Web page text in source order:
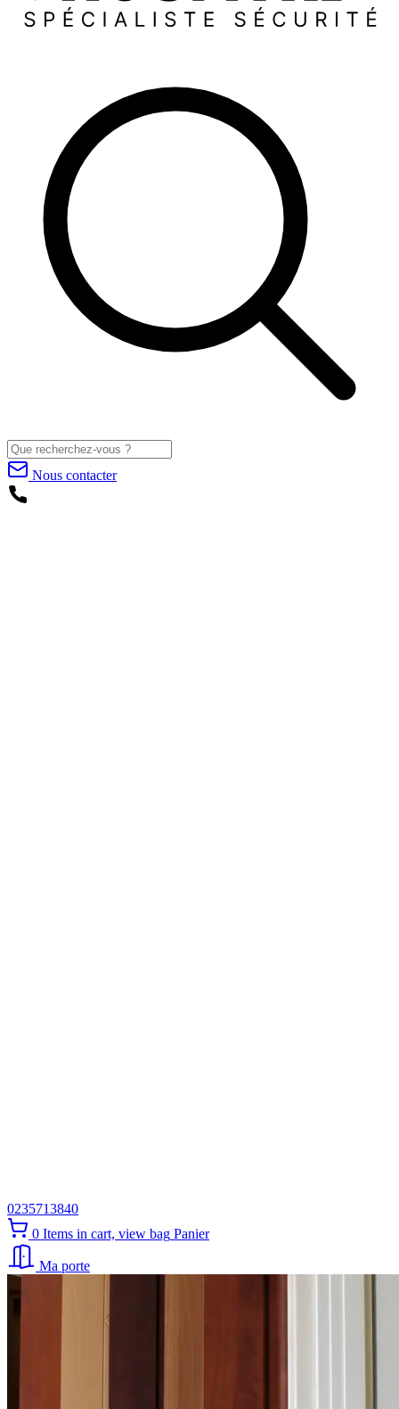
Nous contacter
0235713840
0 Items in cart, view bag Panier
Ma porte